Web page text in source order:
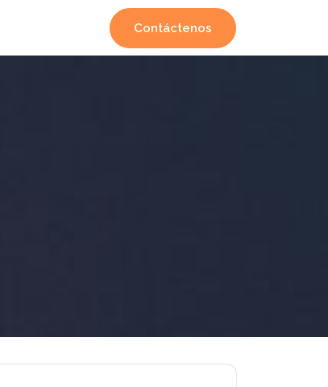
Contáctenos